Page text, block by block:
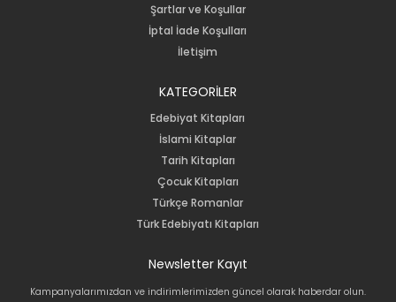
Şartlar ve Koşullar
İptal İade Koşulları
İletişim
KATEGORİLER
Edebiyat Kitapları
İslami Kitaplar
Tarih Kitapları
Çocuk Kitapları
Türkçe Romanlar
Türk Edebiyatı Kitapları
Newsletter Kayıt
Kampanyalarımızdan ve indirimlerimizden güncel olarak haberdar olun.